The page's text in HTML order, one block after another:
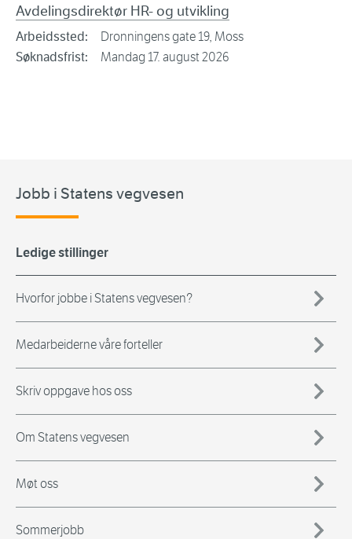
Avdelingsdirektør HR- og utvikling
Arbeidssted:
Dronningens gate 19, Moss
Søknadsfrist:
Mandag 17. august 2026
Jobb i Statens vegvesen
Ledige stillinger
Hvorfor jobbe i Statens vegvesen?
Medarbeiderne våre forteller
Skriv oppgave hos oss
Om Statens vegvesen
Møt oss
Sommerjobb